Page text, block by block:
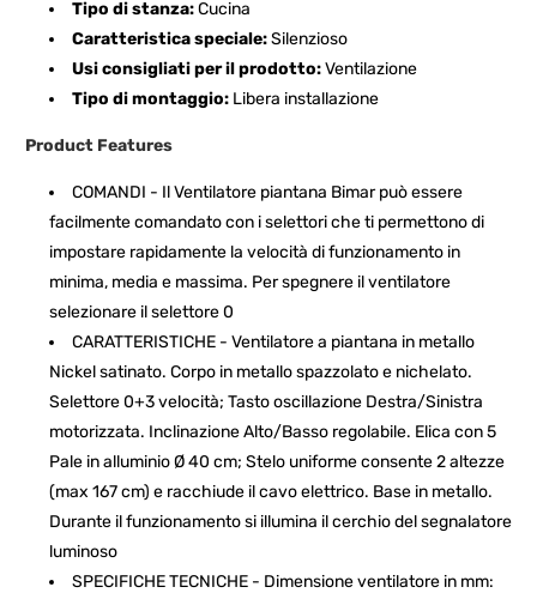
Tipo di stanza:Cucina
Caratteristica speciale:Silenzioso
Usi consigliati per il prodotto:Ventilazione
Tipo di montaggio: Libera installazione
Product Features
COMANDI - Il Ventilatore piantana Bimar può essere
facilmente comandato con i selettori che ti permettono di
impostare rapidamente la velocità di funzionamento in
minima, media e massima. Per spegnere il ventilatore
selezionare il selettore 0
CARATTERISTICHE - Ventilatore a piantana in metallo
Nickel satinato. Corpo in metallo spazzolato e nichelato.
Selettore 0+3 velocità; Tasto oscillazione Destra/Sinistra
motorizzata. Inclinazione Alto/Basso regolabile. Elica con 5
Pale in alluminio Ø 40 cm; Stelo uniforme consente 2 altezze
(max 167 cm) e racchiude il cavo elettrico. Base in metallo.
Durante il funzionamento si illumina il cerchio del segnalatore
luminoso
SPECIFICHE TECNICHE - Dimensione ventilatore in mm: